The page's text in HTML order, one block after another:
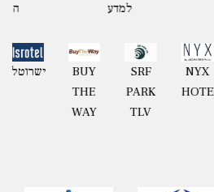
למדע
BUY
THE
SRF
PARK
TLV
NYX
HOTELS